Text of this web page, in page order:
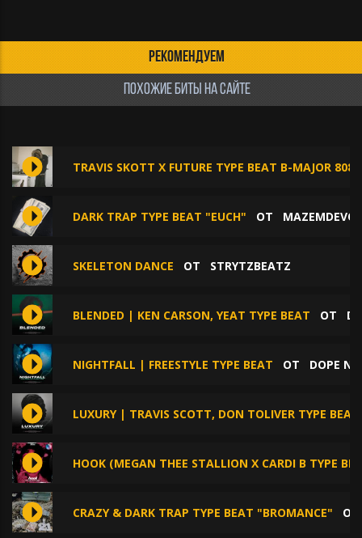
РЕКОМЕНДУЕМ
ПОХОЖИЕ БИТЫ НА САЙТЕ
TRAVIS SKOTT X FUTURE TYPE BEAT B-MAJOR
DARK TRAP TYPE BEAT "EUCH" ОТ MAZEMDEVOL
SKELETON DANCE ОТ STRYTZBEATZ
BLENDED | KEN CARSON, YEAT TYPE BEAT ОТ
NIGHTFALL | FREESTYLE TYPE BEAT ОТ DOPE
LUXURY | TRAVIS SCOTT, DON TOLIVER TYPE BEAT
HOOK (MEGAN THEE STALLION X CARDI B TYPE
CRAZY & DARK TRAP TYPE BEAT "BROMANCE"